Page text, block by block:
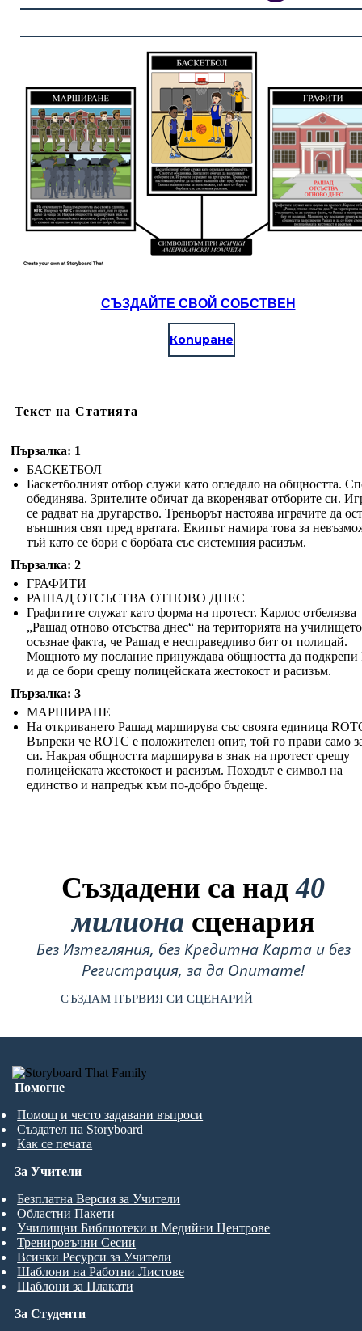
СЪЗДАЙТЕ СВОЙ СОБСТВЕН
Копиране
Текст на Статията
Пързалка: 1
БАСКЕТБОЛ
Баскетболният отбор служи като огледало на общността.
обединява. Зрителите обичат да вкореняват отборите си.
се радват на другарство. Треньорът настоява играчите да
външния свят пред вратата. Екипът намира това за
тъй като се бори с борбата със системния расизъм.
Пързалка: 2
ГРАФИТИ
РАШАД ОТСЪСТВА ОТНОВО ДНЕС
Графитите служат като форма на протест. Карлос отбелязва
„Рашад отново отсъства днес“ на територията на
осъзнае факта, че Рашад е несправедливо бит от полицай.
Мощното му послание принуждава общността да подкрепи
и да се бори срещу полицейската жестокост и расизъм.
Пързалка: 3
МАРШИРАНЕ
На откриването Рашад марширува със своята единица
Въпреки че ROTC е положителен опит, той го прави само
си. Накрая общността марширува в знак на протест срещу
полицейската жестокост и расизъм. Походът е символ на
единство и напредък към по-добро бъдеще.
Създадени са над40
милиона сценария
Без Изтегляния, без Кредитна Карта и без
Регистрация, за да Опитате!
СЪЗДАМ ПЪРВИЯ СИ СЦЕНАРИЙ
Помогне
Помощ и често задавани въпроси
Създател на Storyboard
Как се печата
За Студенти
За Учители
Безплатна Версия за Учители
Областни Пакети
Училищни Библиотеки и Медийни Центрове
Тренировъчни Сесии
Всички Ресурси за Учители
Шаблони на Работни Листове
Шаблони за Плакати